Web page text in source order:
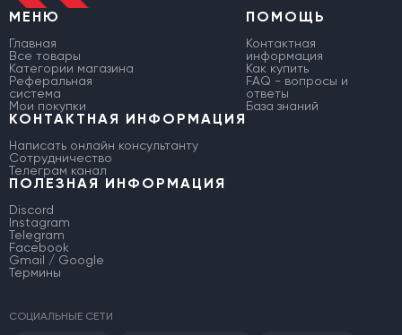
МЕНЮ
Главная
Все товары
Категории магазина
Реферальная
система
Мои покупки
ПОМОЩЬ
Контактная
информация
Как купить
FAQ - вопросы и
ответы
База знаний
КОНТАКТНАЯ ИНФОРМАЦИЯ
Написать онлайн консультанту
Сотрудничество
Телеграм канал
ПОЛЕЗНАЯ ИНФОРМАЦИЯ
Discord
Instagram
Telegram
Facebook
Gmail / Google
Термины
СОЦИАЛЬНЫЕ СЕТИ